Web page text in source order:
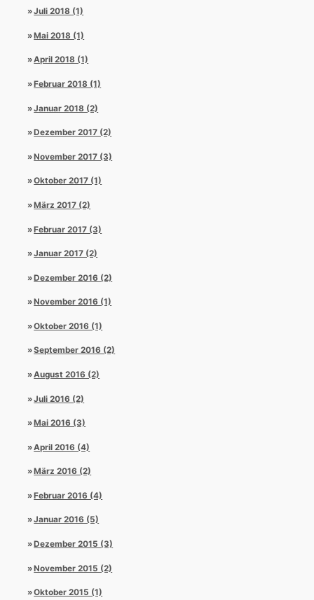
Juli 2018 (1)
Mai 2018 (1)
April 2018 (1)
Februar 2018 (1)
Januar 2018 (2)
Dezember 2017 (2)
November 2017 (3)
Oktober 2017 (1)
März 2017 (2)
Februar 2017 (3)
Januar 2017 (2)
Dezember 2016 (2)
November 2016 (1)
Oktober 2016 (1)
September 2016 (2)
August 2016 (2)
Juli 2016 (2)
Mai 2016 (3)
April 2016 (4)
März 2016 (2)
Februar 2016 (4)
Januar 2016 (5)
Dezember 2015 (3)
November 2015 (2)
Oktober 2015 (1)